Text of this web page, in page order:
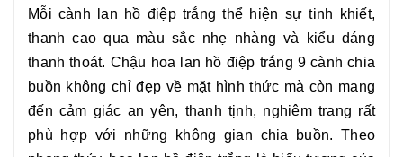
Mỗi cành lan hồ điệp trắng thể hiện sự tinh khiết,
thanh cao qua màu sắc nhẹ nhàng và kiểu dáng
thanh thoát. Chậu hoa lan hồ điệp trắng 9 cành chia
buồn không chỉ đẹp về mặt hình thức mà còn mang
đến cảm giác an yên, thanh tịnh, nghiêm trang rất
phù hợp với những không gian chia buồn. Theo